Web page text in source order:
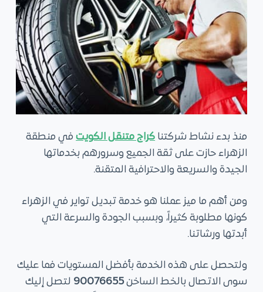
منذ بدء نشاط شركتناكراج متنقل الكويت في منطقة
الزهراء حازت على ثقة الجميع وسرورهم بخدماتها
الجيدة والسريعة والاحترافية المتقنة.
ومن أهم ما ميز عملنا هو خدمة تبديل تواير في الزهراء
كونها مطلوبة كثيراً، وبسبب الجودة والسرعة التي
أبدتها ورشاتنا.
ولتحصل على هذه الخدمة بأفضل المستويات فما عليك
سوى الاتصال بالخط الساخن90076655 لتصل إليك